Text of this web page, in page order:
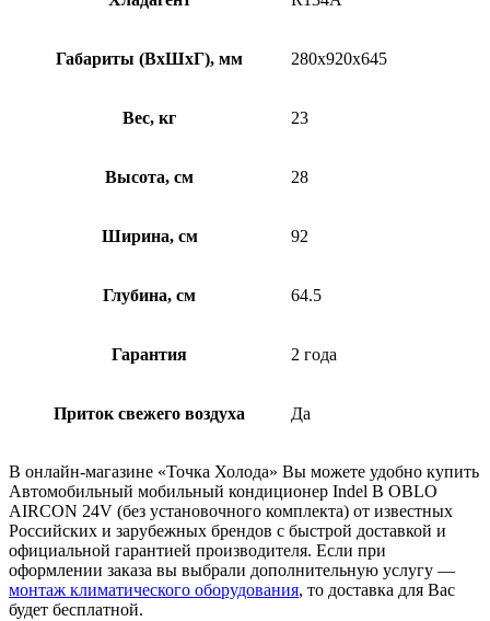
Габариты (ВхШхГ), мм 280x920x645
Вес, кг 23
Высота, см 28
Ширина, см 92
Глубина, см 64.5
Гарантия 2 года
Приток свежего воздуха Да
В онлайн-магазине «Точка Холода» Вы можете удобно купить
Автомобильный мобильный кондиционер Indel B OBLO
AIRCON 24V (без установочного комплекта) от известных
Российских и зарубежных брендов с быстрой доставкой и
официальной гарантией производителя. Если при
оформлении заказа вы выбрали дополнительную услугу —
монтаж климатического оборудования, то доставка для Вас
будет бесплатной.